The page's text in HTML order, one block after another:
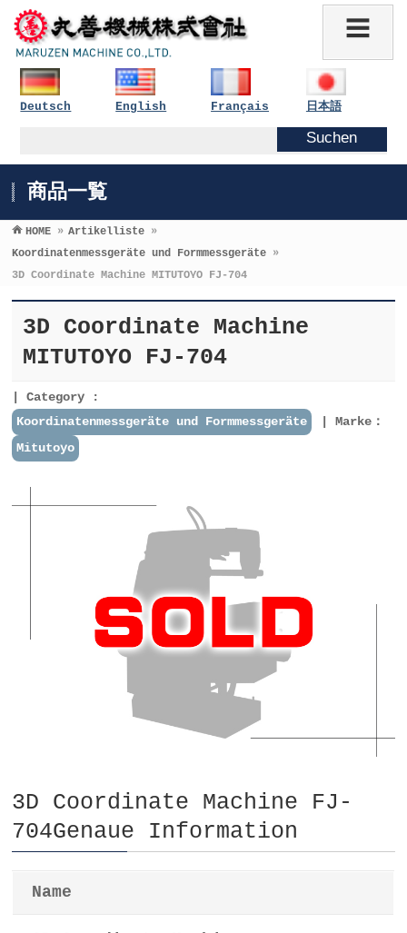
Deutsch English Français 日本語
商品一覧
HOME » Artikelliste »
Koordinatenmessgeräte und Formmessgeräte »
3D Coordinate Machine MITUTOYO FJ-704
3D Coordinate Machine
MITUTOYO FJ-704
Category :
Koordinatenmessgeräte und Formmessgeräte
Marke：
Mitutoyo
3D Coordinate Machine FJ-
704Genaue Information
Name